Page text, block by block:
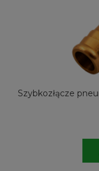
Szybkozłącze